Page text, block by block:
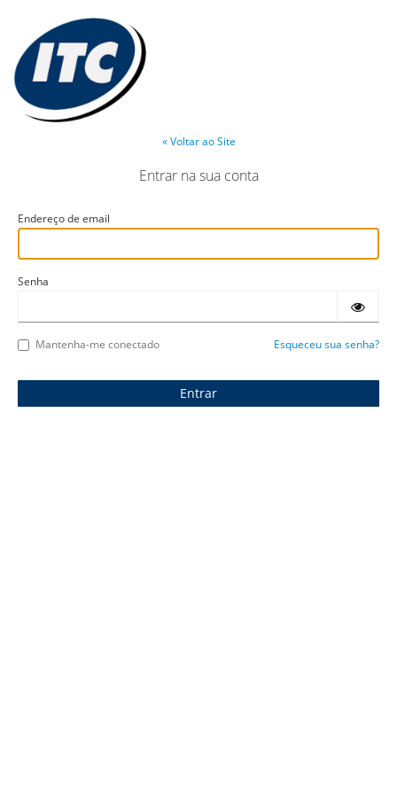
« Voltar ao Site
Entrar na sua conta
Endereço de email
Senha
Mantenha-me conectado Esqueceu sua senha?